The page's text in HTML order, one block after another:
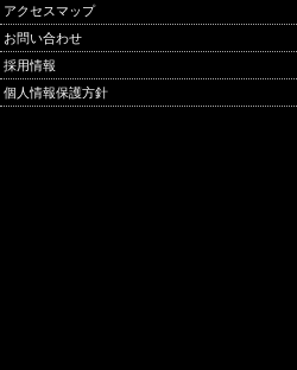
アクセスマップ
お問い合わせ
採用情報
個人情報保護方針